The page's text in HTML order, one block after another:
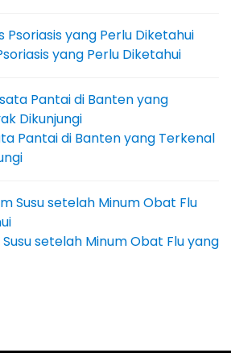
yang Perlu Diketahui
Pantai di Banten yang Terkenal
setelah Minum Obat Flu yang